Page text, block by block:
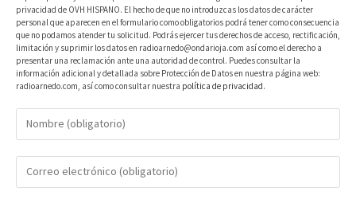
privacidad de OVH HISPANO. El hecho de que no introduzcas los datos de carácter
personal que aparecen en el formulario como obligatorios podrá tener como consecuencia
que no podamos atender tu solicitud. Podrás ejercer tus derechos de acceso, rectificación,
limitación y suprimir los datos en radioarnedo@ondarioja.com así como el derecho a
presentar una reclamación ante una autoridad de control. Puedes consultar la
información adicional y detallada sobre Protección de Datos en nuestra página web:
radioarnedo.com, así como consultar nuestra política de privacidad.